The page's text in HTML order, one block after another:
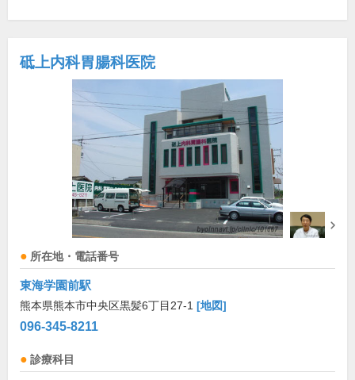
砥上内科胃腸科医院
所在地・電話番号
東海学園前駅
熊本県熊本市中央区黒髪6丁目27-1 [地図]
096-345-8211
診療科目